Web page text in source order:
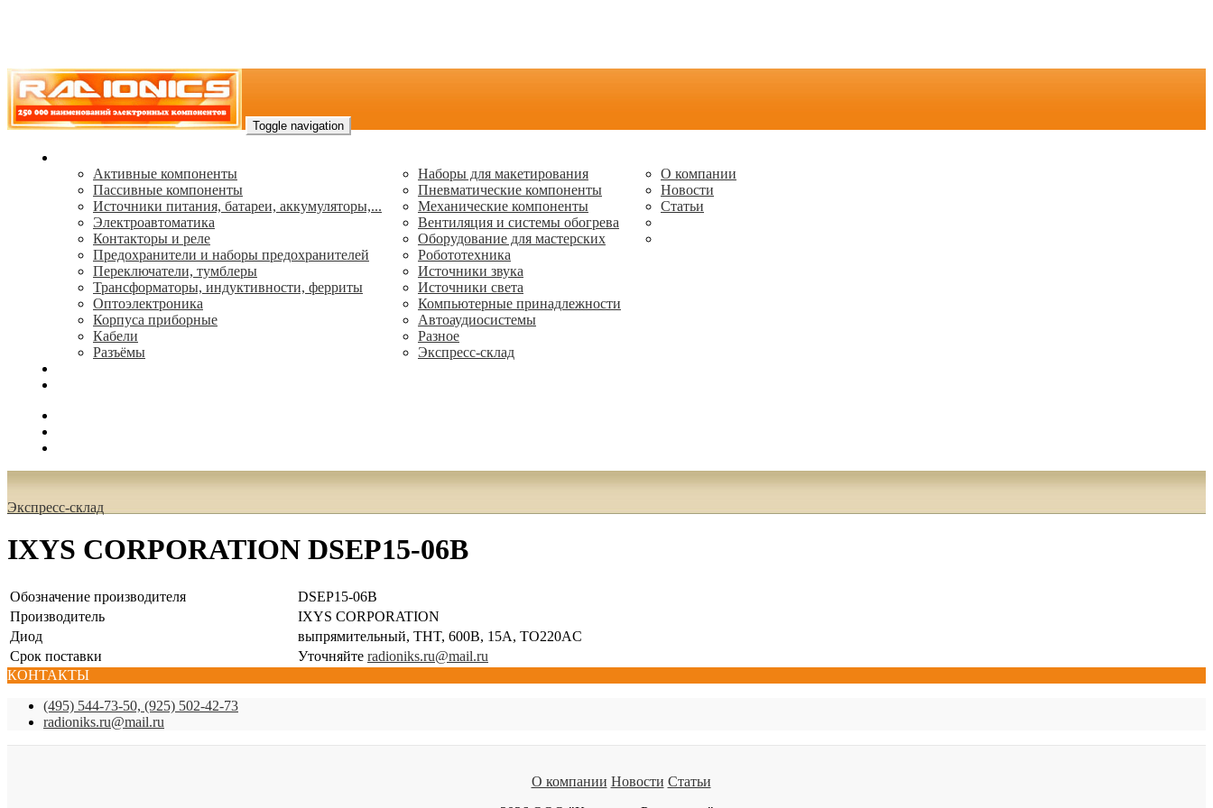
Toggle navigation
Активные компоненты
Пассивные компоненты
Источники питания, батареи, аккумуляторы,...
Электроавтоматика
Контакторы и реле
Предохранители и наборы предохранителей
Переключатели, тумблеры
Трансформаторы, индуктивности, ферриты
Oптоэлектроника
Корпуса приборные
Кабели
Разъёмы
Наборы для макетирования
Пневматические компоненты
Механические компоненты
Вентиляция и системы обогрева
Оборудование для мастерских
Робототехника
Источники звука
Источники света
Компьютерные принадлежности
Автоаудиосистемы
Разное
Экспресс-склад
О компании
Новости
Статьи
Экспресс-склад
IXYS CORPORATION DSEP15-06B
Обозначение производителя
DSEP15-06B
Производитель
IXYS CORPORATION
Диод
выпрямительный, THT, 600В, 15А, TO220AC
Срок поставки
Уточняйте radioniks.ru@mail.ru
КОНТАКТЫ
(495) 544-73-50, (925) 502-42-73
radioniks.ru@mail.ru
О компании Новости Статьи